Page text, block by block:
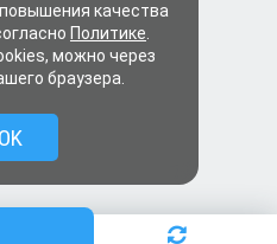
качества
Политике
можно через
браузера.
OK